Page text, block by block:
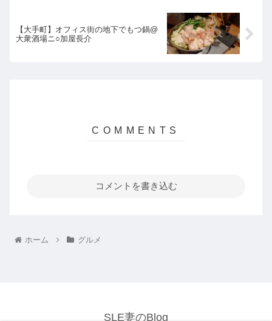
【大手町】オフィス街の地下でもつ鍋@
大衆酒場ニ○加屋長介
コメントを書き込む
ホーム グルメ
SLE妻のBlog